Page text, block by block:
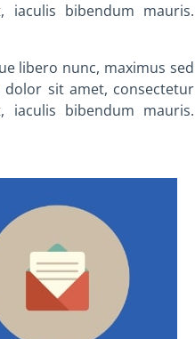
iaculis bibendum mauris.
libero nunc, maximus sed
dolor sit amet, consectetur
iaculis bibendum mauris.